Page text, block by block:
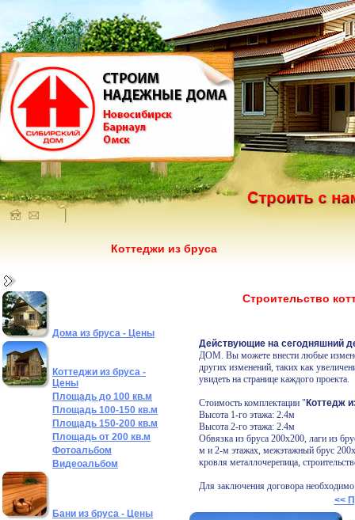
Коттеджи из бруса
Дома из бруса - Цены
Коттеджи из бруса -
Цены
Площадь до 100 кв.м
Площадь 100-150 кв.м
Площадь 150-200 кв.м
Площадь от 200 кв.м
Фотоальбом
Видеоальбом
Бани из бруса - Цены
Строительство
Действующие на сегодняшний
ДОМ. Вы можете внести любые
других изменений, таких как
увидеть на странице каждого проекта.
Стоимость комплектации " Коттедж
Высота 1-го этажа: 2.4м
Высота 2-го этажа: 2.4м
Обвязка из бруса 200х200, лаги из
м и 2-м этажах, межэтажный брус
кровля металлочерепица,
Для заключения договора необходимо
<<